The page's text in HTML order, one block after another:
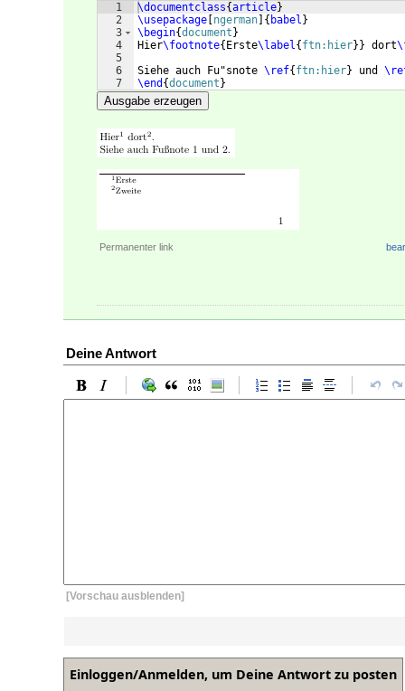
1
2
3
4
5
6
7
\documentclass{article}
\usepackage ngerman { babel }
\begin{document }
Hier\footnote{ Erste\label{ ftn:hier} } dort
Siehe auch Fu"snote \ref{ ftn:hier} und
\end {document }
Ausgabe erzeugen
Permanenter link
Deine Antwort
[Vorschau ausblenden]